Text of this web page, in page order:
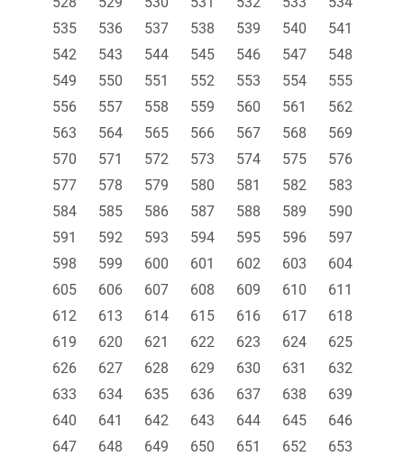
535
536 537 538 539 540
541
542
543 544 545 546 547
548
549
550 551 552 553 554
555
556
557 558 559 560 561
562
563
564 565 566 567 568
569
570
571 572 573 574 575
576
577
578 579 580 581 582
583
584
585 586 587 588 589
590
591
592 593 594 595 596
597
598
599 600 601 602 603
604
605
606 607 608 609 610
611
612
613 614 615 616 617
618
619
620 621 622 623 624
625
626
627 628 629 630 631
632
633
634 635 636 637 638
639
640
641 642 643 644 645
646
647
648 649 650 651 652
653